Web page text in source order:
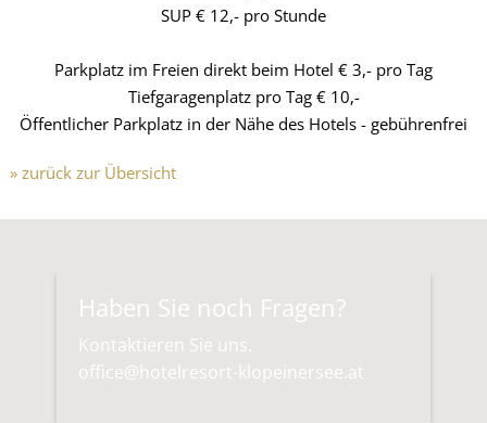
SUP € 12,- pro Stunde
Parkplatz im Freien direkt beim Hotel € 3,- pro Tag
Tiefgaragenplatz pro Tag € 10,-
Öffentlicher Parkplatz in der Nähe des Hotels - gebührenfrei
» zurück zur Übersicht
Haben Sie noch Fragen?
Kontaktieren Sie uns.
office@hotelresort-klopeinersee.at